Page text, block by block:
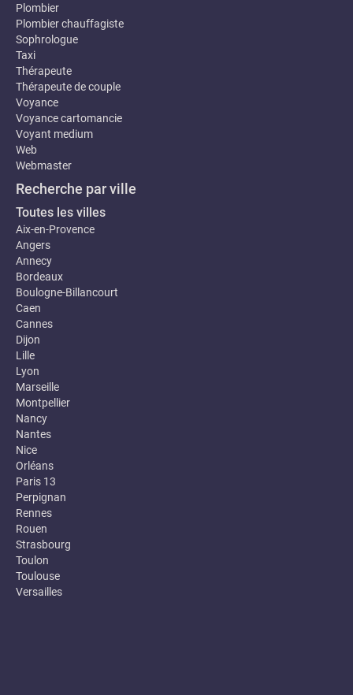
Plombier
Plombier chauffagiste
Sophrologue
Taxi
Thérapeute
Thérapeute de couple
Voyance
Voyance cartomancie
Voyant medium
Web
Webmaster
Recherche par ville
Toutes les villes
Aix-en-Provence
Angers
Annecy
Bordeaux
Boulogne-Billancourt
Caen
Cannes
Dijon
Lille
Lyon
Marseille
Montpellier
Nancy
Nantes
Nice
Orléans
Paris 13
Perpignan
Rennes
Rouen
Strasbourg
Toulon
Toulouse
Versailles